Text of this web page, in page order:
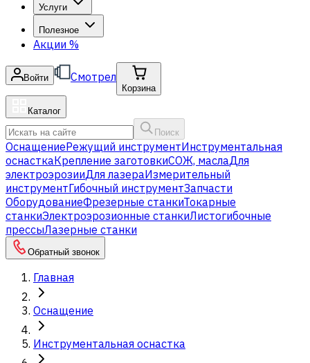
Услуги
Полезное
Акции %
Войти Смотрел
Корзина
Каталог
Поиск
ОснащениеРежущий инструментИнструментальная
оснасткаКрепление заготовкиСОЖ, маслаДля
электроэрозииДля лазераИзмерительный
инструментГибочный инструментЗапчасти
ОборудованиеФрезерные станкиТокарные
станкиЭлектроэрозионные станкиЛистогибочные
прессыЛазерные станки
Обратный звонок
Главная
Оснащение
Инструментальная оснастка